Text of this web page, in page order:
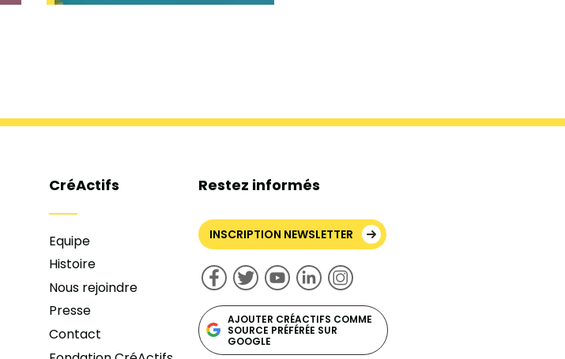
CréActifs
Equipe
Histoire
Nous rejoindre
Presse
Contact
Restez informés
INSCRIPTION NEWSLETTER
AJOUTER CRÉACTIFS COMME
SOURCE PRÉFÉRÉE SUR
GOOGLE